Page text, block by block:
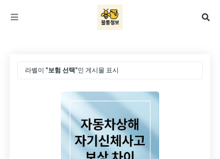
라벨이 보험 선택 인 게시물 표시